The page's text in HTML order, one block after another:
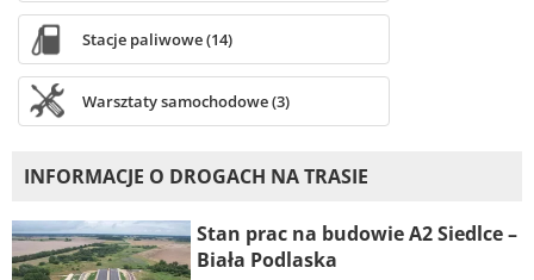
Stacje paliwowe (14)
Warsztaty samochodowe (3)
INFORMACJE O DROGACH NA TRASIE
Stan prac na budowie A2 Siedlce –
Biała Podlaska